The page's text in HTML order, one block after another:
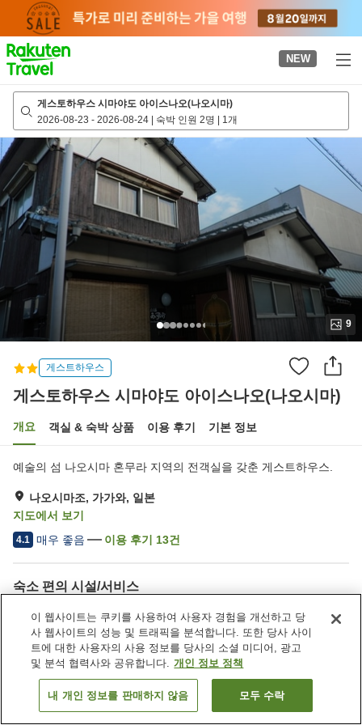
page
NEW
게스토하우스 시마야도 아이스나오(나오시마)
2026-08-23 - 2026-08-24 | 숙박 인원 2명 | 1개
9
게스트하우스
게스토하우스 시마야도 아이스나오(나오시마)
개요 객실 & 숙박 상품 이용 후기 기본 정보
예술의 섬 나오시마 혼무라 지역의 전객실을 갖춘 게스트하우스.
나오시마조, 가가와, 일본
지도에서 보기
4.1 매우 좋음 이용 후기 13건
숙소 편의 시설/서비스
공용 부엌
공용 전자레인지
공용 냉장고
일본 가가와
나오시마조
게스토하우스 시마야도 아이스나오(나오시마)
객실 보기
이 웹사이트는 쿠키를 사용하여 사용자 경험을 개선하고 당
사 웹사이트의 성능 및 트래픽을 분석합니다. 또한 당사 사이
트에 대한 사용자의 사용 정보를 당사의 소셜 미디어, 광고
및 분석 협력사와 공유합니다. 개인 정보 정책
내 개인 정보를 판매하지 않음 모두 수락